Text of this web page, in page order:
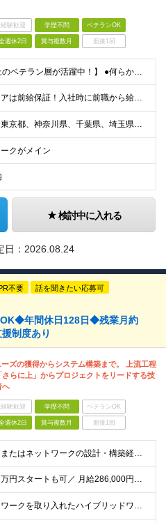
経験歓迎 学歴不問 ベテランOK
週休2日 賞与複数月 面接1回
【40代以上のベテラン層が活躍中！】 ●何らかのシステム開発の実務経験を5年以上お持ちの方 ※言語・環境は不問です。COBOL等のレガシー経験も歓迎します ※学歴不問 ＜こんな方にピッタリです＞ ★
★エンジニアは前給保証！入社時に前職から給与アップする方がほとんどです◎ 月給34万円～＋賞与＋各種手当 【年収下限：442万円～】 ※経験・年齢・スキルを最大限に考慮して決定します。 ※試用期間
一都三県（東京都、神奈川県、千葉県、埼玉県）のプロジェクト先 ※案件は、東京都内のプロジェクト先がほとんどです！ ★転居を伴う転勤なし！ 【本社】 東京都中央区晴海1-8-8 晴海アイランド トリ
クがメイン
検討中に入れる
： 2026.08.24
不要 話を聞きたい応募可
年間休日128日◆残業月約
制度あり
ーズの獲得からシステム構築まで。 上流工程
さらに上」からプロジェクトをリードする技
へ
経験歓迎 学歴不問 ベテランOK
週休2日 賞与複数月 面接1回
◆サーバーまたはネットワークの設計・構築経験（目安：1年程度） ◆ネットワーク（プロトコル）に関する基礎知識 └TCP/IP、ルーティングなど（レイヤー2/3） ◆学歴不問
＼月給35.9万円スタートも可／ 月給286,000円～359,000円 ※固定残業代（40時間・68,000円～86,000円）を含む。超過分は別途全額支給します ※試用期間3カ月あり。期間中の
◆リモートワークを取り入れたハイブリッドワークで活躍中★ 顧客の多様なニーズに迅速に応えるために、シームレスなコミュニケーションと迅速な課題解決を実現できるような、プロジェクトの状況に最適化した柔軟な